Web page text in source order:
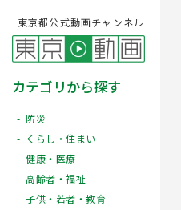
東京都公式動画チャンネル
カテゴリから探す
防災
くらし・住まい
健康・医療
高齢者・福祉
子供・若者・教育